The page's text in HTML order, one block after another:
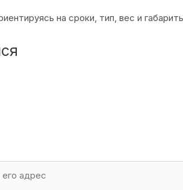
на сроки, тип, вес и